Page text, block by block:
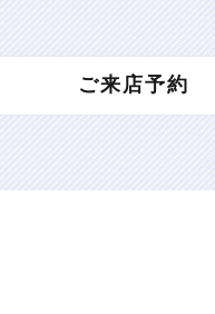
ご来店予約